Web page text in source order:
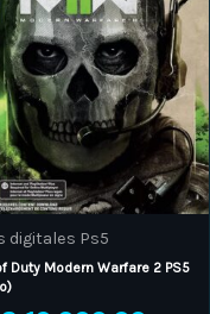
digitales Ps5
Duty Modern Warfare 2 PS5